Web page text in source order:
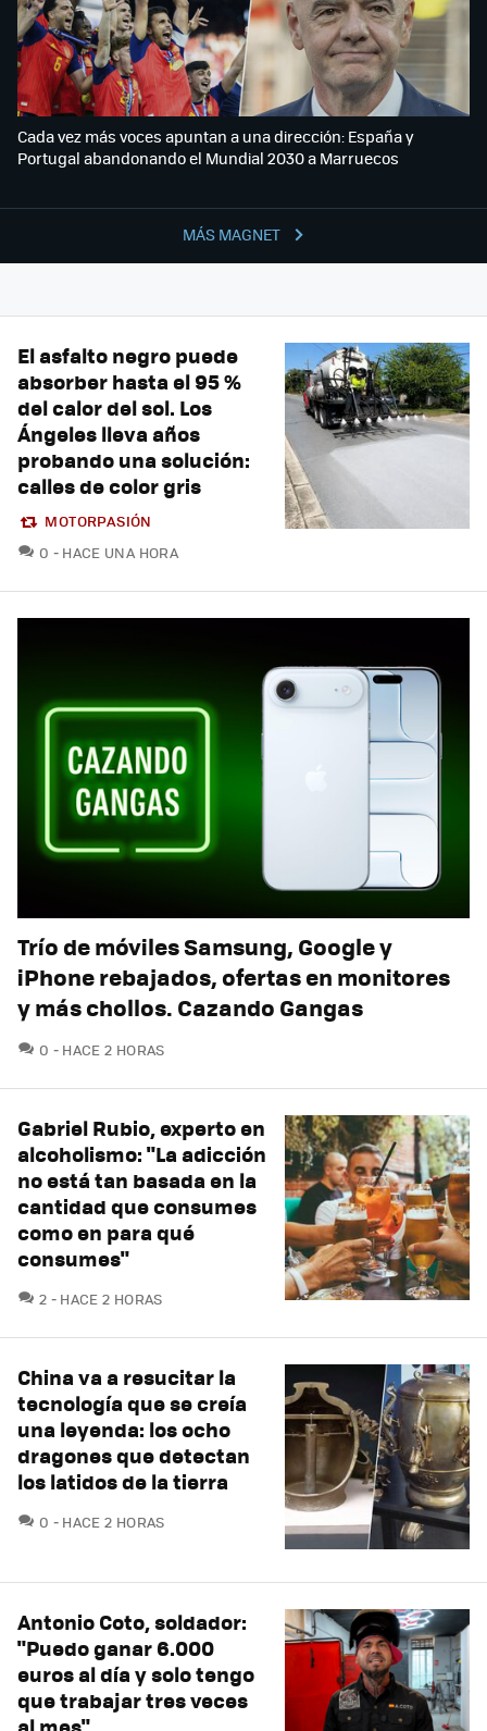
MÁS MAGNET
Cada vez más voces apuntan a una dirección: España y
Portugal abandonando el Mundial 2030 a Marruecos
El asfalto negro puede
absorber hasta el 95 %
del calor del sol. Los
Ángeles lleva años
probando una solución:
calles de color gris
MOTORPASIÓN
0 COMENTARIOS
HACE UNA HORA
Trío de móviles Samsung, Google y
iPhone rebajados, ofertas en monitores
y más chollos. Cazando Gangas
0 COMENTARIOS
HACE 2 HORAS
Gabriel Rubio, experto en
alcoholismo: "La adicción
no está tan basada en la
cantidad que consumes
como en para qué
consumes"
2 COMENTARIOS
HACE 2 HORAS
China va a resucitar la
tecnología que se creía
una leyenda: los ocho
dragones que detectan
los latidos de la tierra
0 COMENTARIOS
HACE 2 HORAS
Antonio Coto, soldador:
"Puedo ganar 6.000
euros al día y solo tengo
que trabajar tres veces